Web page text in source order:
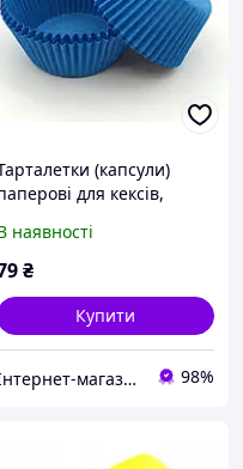
(капсули)
для кексів,
наявності
₴
Купити
Інтернет-магазин "Candy" Все для кондитерів 98%